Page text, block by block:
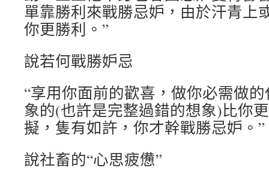
單靠勝利來戰勝忌妒，由於汗青上
你更勝利。”
說若何戰勝妒忌
“享用你面前的歡喜，做你必需做
象的(也許是完整過錯的想象)比你
擬，隻有如許，你才幹戰勝忌妒。”
說社畜的“心思疲憊”